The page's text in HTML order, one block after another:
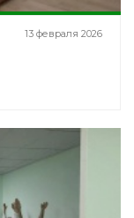
13 февраля 2026